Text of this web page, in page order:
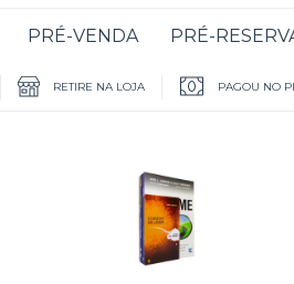
PRÉ-VENDA PRÉ-
RETIRE NA LOJA PAGOU NO